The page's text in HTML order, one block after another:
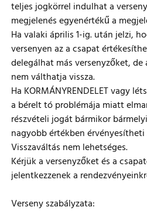
teljes jogkörrel indulhat a
megjelenés egyenértékű a
Ha valaki április 1-ig. után jelzi,
versenyen az a csapat
delegálhat más versenyzőket,
nem válthatja vissza.
Ha KORMÁNYRENDELET vagy
a bérelt tó problémája miatt
részvételi jogát bármikor
nagyobb értékben
Visszaváltás nem lehetséges.
Kérjük a versenyzőket és a
jelentkezzenek a
Verseny szabályzata: